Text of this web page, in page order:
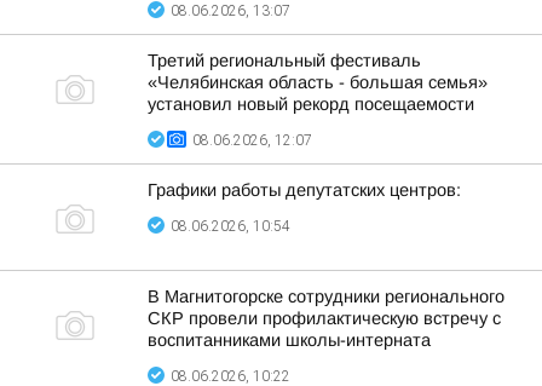
08.06.2026, 13:07
Третий региональный фестиваль
«Челябинская область - большая семья»
установил новый рекорд посещаемости
08.06.2026, 12:07
Графики работы депутатских центров:
08.06.2026, 10:54
В Магнитогорске сотрудники регионального
СКР провели профилактическую встречу с
воспитанниками школы-интерната
08.06.2026, 10:22